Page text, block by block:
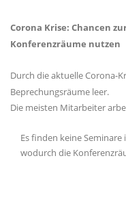
Corona Krise: Chancen
Konferenzräume nutzen
Durch die aktuelle Corona-
Beprechungsräume leer.
Die meisten Mitarbeiter
Es finden keine
wodurch die